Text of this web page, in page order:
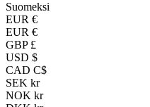
Suomeksi
EUR €
EUR €
GBP £
USD $
CAD C$
SEK kr
NOK kr